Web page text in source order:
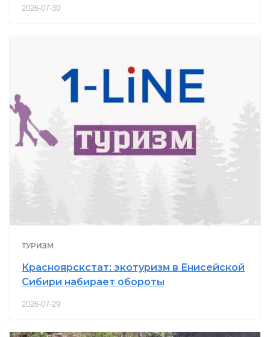
2026-07-30
ТУРИЗМ
Красноярскстат: экотуризм в Енисейской
Сибири набирает обороты
2026-07-29